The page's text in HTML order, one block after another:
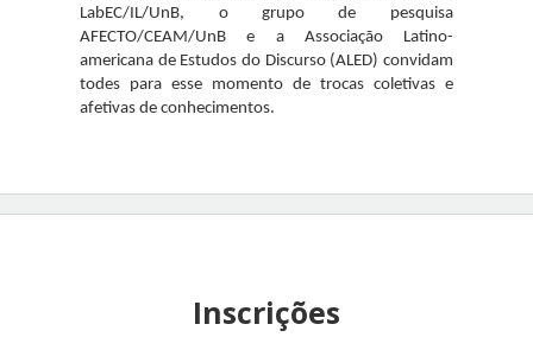
LabEC/IL/UnB, o grupo de pesquisa
AFECTO/CEAM/UnB e a Associação Latino-
americana de Estudos do Discurso (ALED) convidam
todes para esse momento de trocas coletivas e
afetivas de conhecimentos.
Inscrições